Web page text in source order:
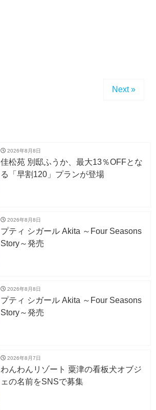
Next »
2026年8月8日
佳松苑 別邸ふうか、最大13％OFFとな
る「早割120」プランが登場
2026年8月8日
プティ シガール Akita ～Four Seasons
Story～発売
2026年8月8日
プティ シガール Akita ～Four Seasons
Story～発売
2026年8月7日
わんわんリゾート 粟津の看板犬オブジ
ェの名前をSNSで募集